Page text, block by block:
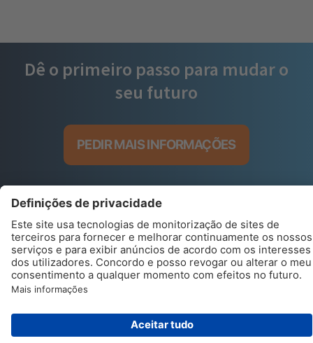
Dê o primeiro passo para mudar o
seu futuro
PEDIR MAIS INFORMAÇÕES